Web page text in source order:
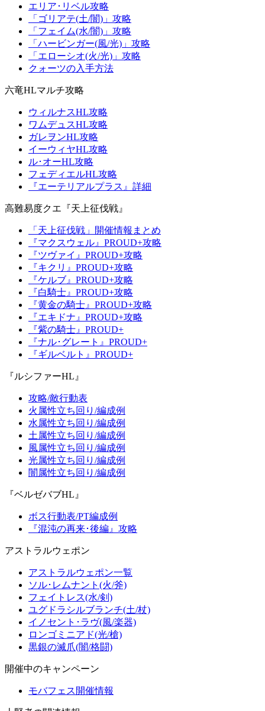
エリア･リベル攻略
「ゴリアテ(土/闇)」攻略
「フェイム(水/闇)」攻略
「ハービンガー(風/光)」攻略
「エローシオ(火/光)」攻略
クォーツの入手方法
六竜HLマルチ攻略
ウィルナスHL攻略
ワムデュスHL攻略
ガレヲンHL攻略
イーウィヤHL攻略
ル･オーHL攻略
フェディエルHL攻略
『エーテリアルプラス』詳細
高難易度クエ『天上征伐戦』
「天上征伐戦」開催情報まとめ
『マクスウェル』PROUD+攻略
『ツヴァイ』PROUD+攻略
『キクリ』PROUD+攻略
『ケルブ』PROUD+攻略
『白騎士』PROUD+攻略
『黄金の騎士』PROUD+攻略
『エキドナ』PROUD+攻略
『紫の騎士』PROUD+
『ナル･グレート』PROUD+
『ギルベルト』PROUD+
『ルシファーHL』
攻略/敵行動表
火属性立ち回り/編成例
水属性立ち回り/編成例
土属性立ち回り/編成例
風属性立ち回り/編成例
光属性立ち回り/編成例
闇属性立ち回り/編成例
『ベルゼバブHL』
ボス行動表/PT編成例
『混沌の再来･後編』攻略
アストラルウェポン
アストラルウェポン一覧
ソル･レムナント(火/斧)
フェイトレス(水/剣)
ユグドラシルブランチ(土/杖)
イノセント･ラヴ(風/楽器)
ロンゴミニアド(光/槍)
黒銀の滅爪(闇/格闘)
開催中のキャンペーン
モバフェス開催情報